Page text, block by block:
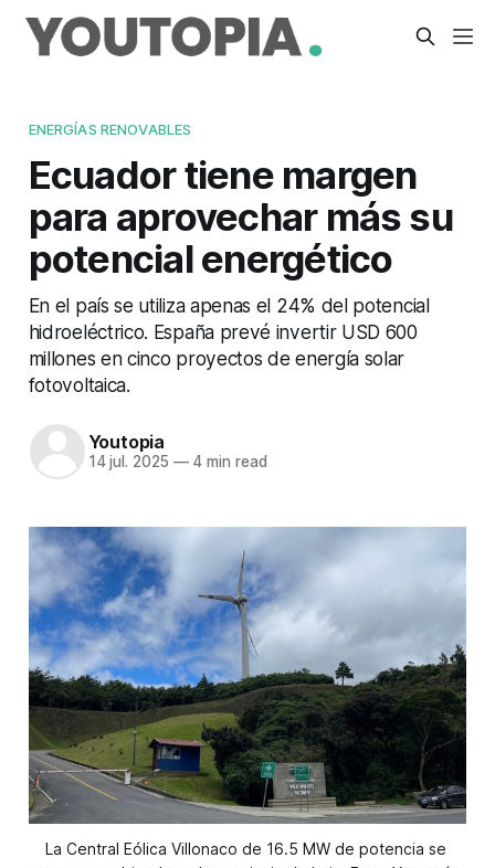
ENERGÍAS RENOVABLES
Ecuador tiene margen
para aprovechar más su
potencial energético
En el país se utiliza apenas el 24% del potencial
hidroeléctrico. España prevé invertir USD 600
millones en cinco proyectos de energía solar
fotovoltaica.
Youtopia
14 jul. 2025 —4 min read
La Central Eólica Villonaco de 16.5 MW de potencia se